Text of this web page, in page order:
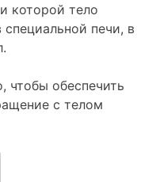
которой тело
печи, в
чтобы обеспечить
с телом